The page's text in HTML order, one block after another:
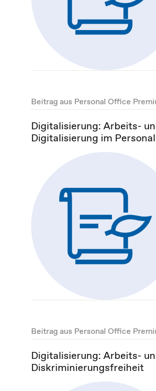
Beitrag aus Personal Office
Digitalisierung: Arbeits-
Digitalisierung im
Beitrag aus Personal Office
Digitalisierung: Arbeits-
Diskriminierungsfreiheit